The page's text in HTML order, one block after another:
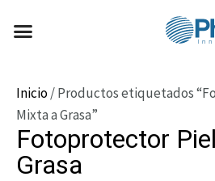
Menú
Inicio/ Productos etiquetados
Mixta a Grasa”
Fotoprotector
Grasa